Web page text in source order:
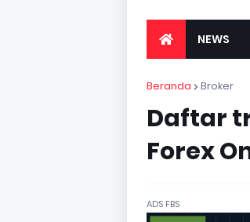
NEWS
Beranda Broker
Daftar
Forex
ADS FBS